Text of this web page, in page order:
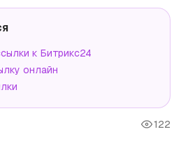
к Битрикс24
онлайн
122